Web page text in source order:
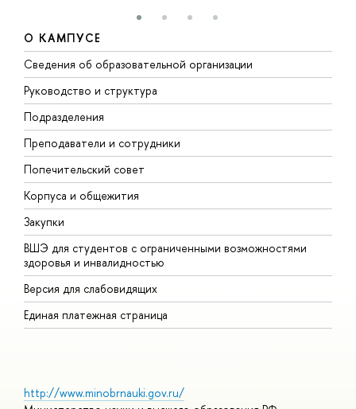
О КАМПУСЕ
Сведения об образовательной организации
Руководство и структура
Подразделения
Преподаватели и сотрудники
Попечительский совет
Корпуса и общежития
Закупки
ВШЭ для студентов с ограниченными возможностями
здоровья и инвалидностью
Версия для слабовидящих
Единая платежная страница
http://www.minobrnauki.gov.ru/